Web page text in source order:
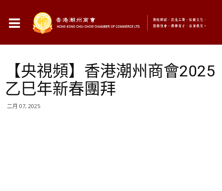
【央視頻】香港潮州商會2025
乙巳年新春團拜
二月 07, 2025